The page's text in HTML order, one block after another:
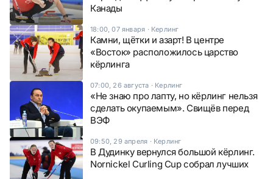
Канады
18:00, 07 января · Керлинг
Камни, щётки и азарт! В центре
«Восток» расположилось царство
кёрлинга
07:00, 26 августа · Керлинг
«Не знаю про лапту, но кёрлинг нельзя
сделать окупаемым». Свищёв перед
ВЭФ
09:50, 29 апреля · Керлинг
В Дудинку вернулся большой кёрлинг.
Nornickel Curling Cup собрал лучших